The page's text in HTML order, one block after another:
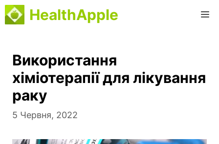
Перейти
до
HealthApple
Використання
хіміотерапії для лікування
раку
5 Червня, 2022